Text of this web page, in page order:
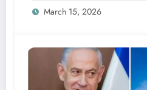
March 15, 2026